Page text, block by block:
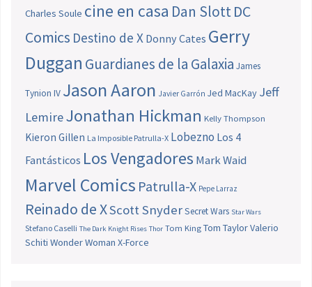
Charles Soule cine en casa Dan SlottDC
Comics Destino de X Donny Cates Gerry
Duggan Guardianes de la Galaxia James
Tynion IV Jason Aaron Javier Garrón Jed MacKay Jeff
LemireJonathan Hickman Kelly Thompson
Kieron Gillen La Imposible Patrulla-X Lobezno Los 4
Fantásticos Los Vengadores Mark Waid
Marvel Comics Patrulla-X Pepe Larraz
Reinado de XScott SnyderSecret Wars Star Wars
Stefano Caselli The Dark Knight Rises Thor Tom King Tom TaylorValerio
Schiti Wonder Woman X-Force